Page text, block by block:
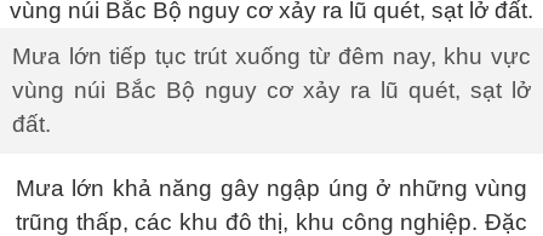
Mưa lớn tiếp tục trút xuống từ đêm nay, khu vực
vùng núi Bắc Bộ nguy cơ xảy ra lũ quét, sạt lở
đất.
Mưa lớn khả năng gây ngập úng ở những vùng
trũng thấp, các khu đô thị, khu công nghiệp. Đặc